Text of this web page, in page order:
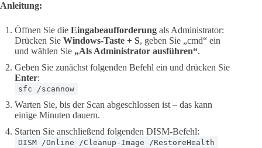
Anleitung:
Öffnen Sie die Eingabeaufforderung als Administrator:
Drücken Sie Windows-Taste + S, geben Sie „cmd“ ein
und wählen Sie „Als Administrator ausführen“.
Geben Sie zunächst folgenden Befehl ein und drücken Sie
Enter:
sfc /scannow
Warten Sie, bis der Scan abgeschlossen ist – das kann
einige Minuten dauern.
Starten Sie anschließend folgenden DISM-Befehl:
DISM /Online /Cleanup-Image /RestoreHealth